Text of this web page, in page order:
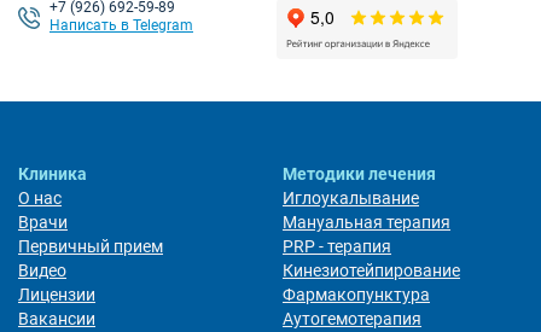
+7 (926) 692-59-89
Написать в Telegram
Клиника
О нас
Врачи
Первичный прием
Видео
Лицензии
Вакансии
Методики лечения
Иглоукалывание
Мануальная терапия
PRP - терапия
Кинезиотейпирование
Фармакопунктура
Аутогемотерапия